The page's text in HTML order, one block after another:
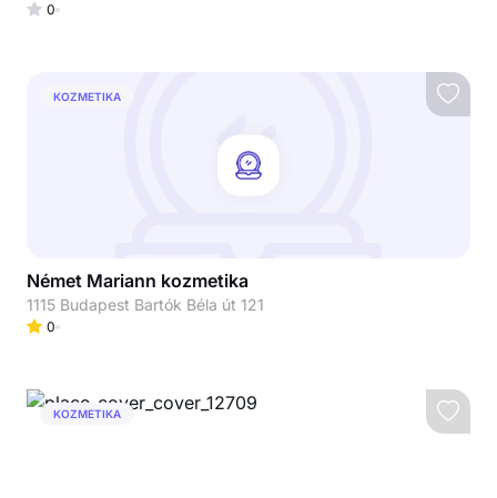
0
KOZMETIKA
Német Mariann kozmetika
1115 Budapest Bartók Béla út 121
0
KOZMETIKA